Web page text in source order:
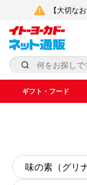
【大切な
ギフト・フード
味の素（グリナ